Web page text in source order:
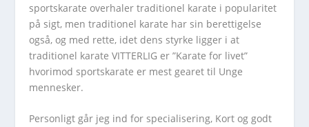
sportskarate overhaler traditionel karate i popularitet
på sigt, men traditionel karate har sin berettigelse
også, og med rette, idet dens styrke ligger i at
traditionel karate VITTERLIG er ”Karate for livet”
hvorimod sportskarate er mest gearet til Unge
mennesker.
Personligt går jeg ind for specialisering, Kort og godt